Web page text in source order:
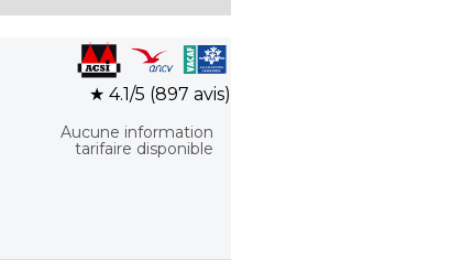
★ 4.1/5 (897 avis)
Aucune information
tarifaire disponible